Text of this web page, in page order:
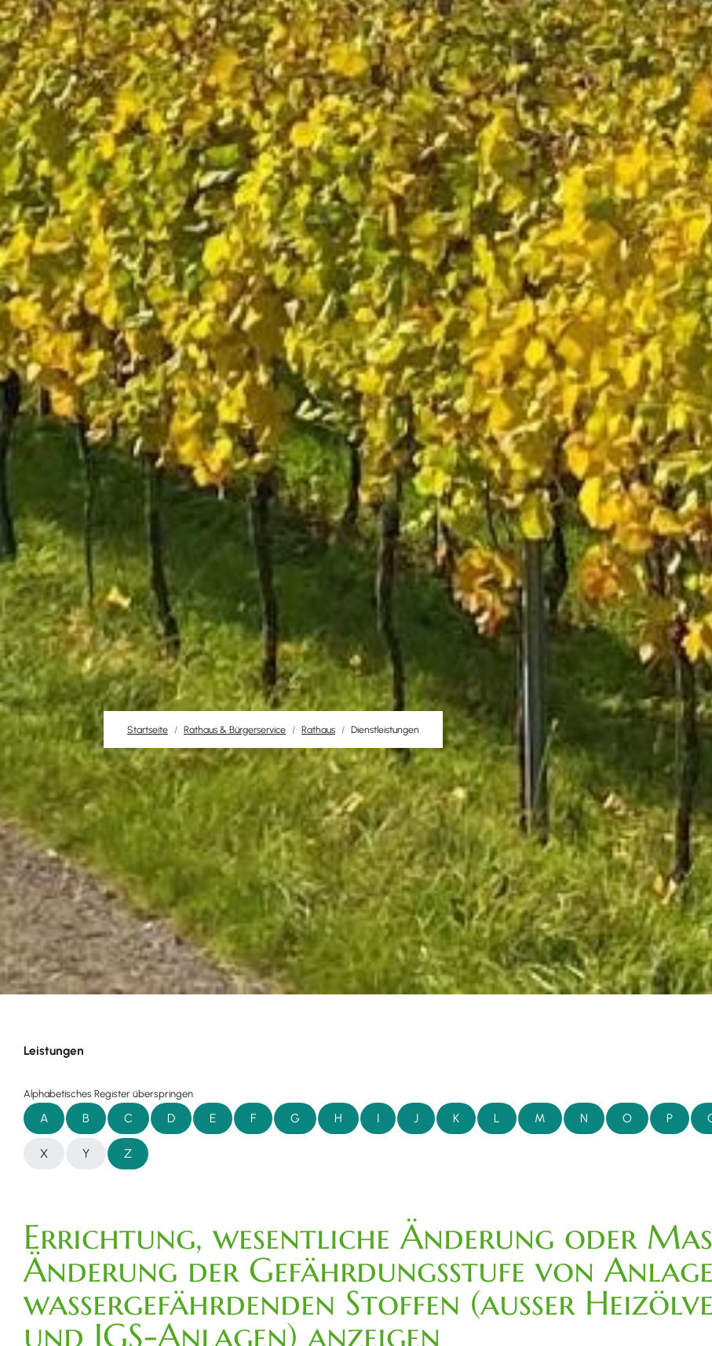
Startseite Rathaus & Bürgerservice Rathaus Dienstleistungen
Leistungen
Alphabetisches Register überspringen
A B C D E F G H I J K L M N O P
X Y Z
Errichtung, wesentliche Änderung oder
Änderung der Gefährdungsstufe von
wassergefährdenden Stoffen (außer
und JGS-Anlagen) anzeigen